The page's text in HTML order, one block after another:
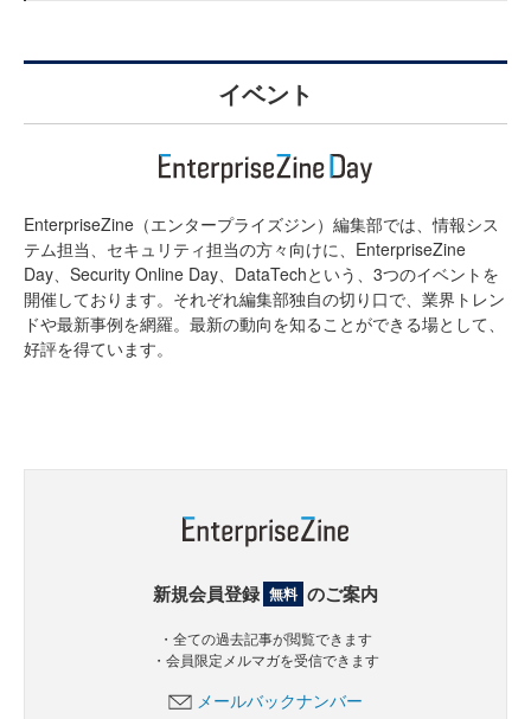
イベント
EnterpriseZine（エンタープライズジン）編集部では、情報シス
テム担当、セキュリティ担当の方々向けに、EnterpriseZine
Day、Security Online Day、DataTechという、3つのイベントを
開催しております。それぞれ編集部独自の切り口で、業界トレン
ドや最新事例を網羅。最新の動向を知ることができる場として、
好評を得ています。
新規会員登録 無料 のご案内
・全ての過去記事が閲覧できます
・会員限定メルマガを受信できます
メールバックナンバー